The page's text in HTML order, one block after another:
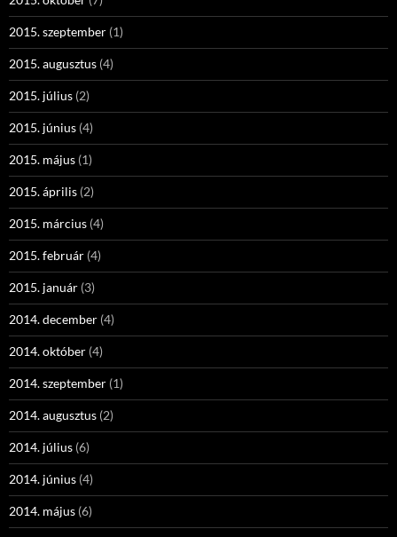
2015. szeptember (1)
2015. augusztus (4)
2015. július (2)
2015. június (4)
2015. május (1)
2015. április (2)
2015. március (4)
2015. február (4)
2015. január (3)
2014. december (4)
2014. október (4)
2014. szeptember (1)
2014. augusztus (2)
2014. július (6)
2014. június (4)
2014. május (6)